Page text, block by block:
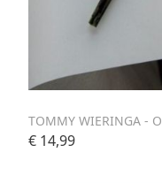
TOMMY WIERINGA -
€ 14,99